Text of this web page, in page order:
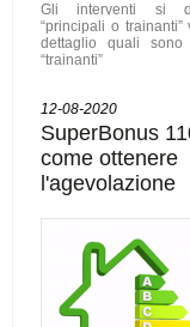
Gli interventi si
“principali o trainanti”
dettaglio quali sono
“trainanti”
12-08-2020
SuperBonus
come ottenere
l'agevolazione